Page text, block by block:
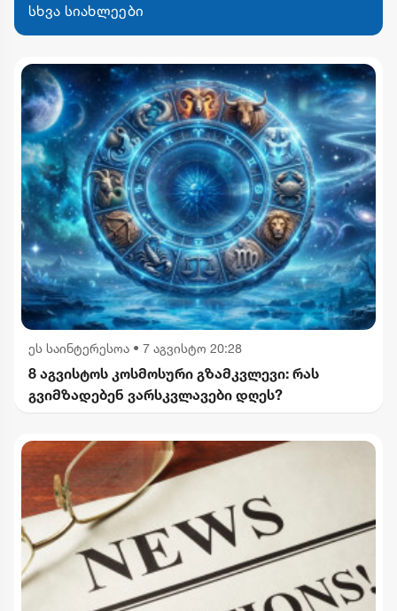
სხვა სიახლეები
ეს საინტერესოა • 7 აგვისტო 20:28
8 აგვისტოს კოსმოსური გზამკვლევი: რას
გვიმზადებენ ვარსკვლავები დღეს?